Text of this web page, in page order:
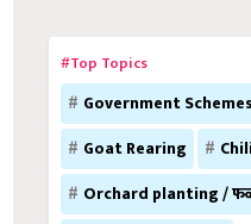
#Top Topics
Government Schemes
Goat Rearing
Orchard planting /